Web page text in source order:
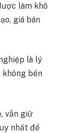
làm khô
giá bán
là lý
không bền
vẫn giữ
nhất để